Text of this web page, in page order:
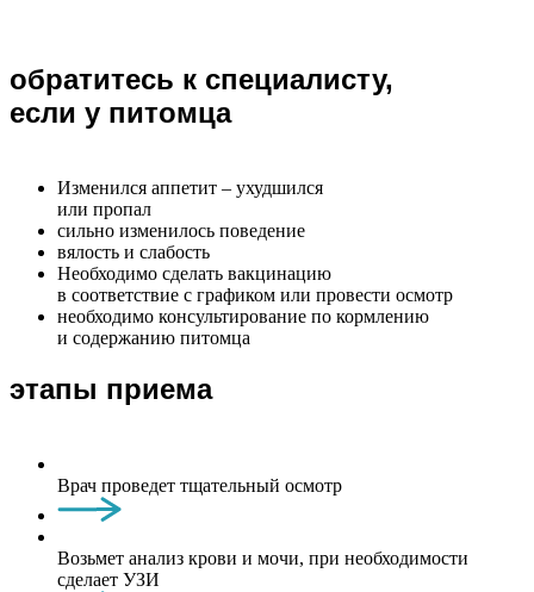
обратитесь к специалисту,
если у питомца
Изменился аппетит – ухудшился
или пропал
сильно изменилось поведение
вялость и слабость
Необходимо сделать вакцинацию
в соответствие с графиком или провести осмотр
необходимо консультирование по кормлению
и содержанию питомца
этапы приема
Врач проведет тщательный осмотр
Возьмет анализ крови и мочи, при необходимости
сделает УЗИ